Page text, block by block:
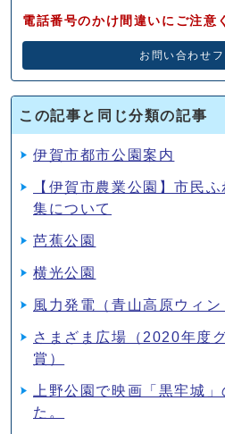
電話番号のかけ間違いにご注意
お問い合わせフ
この記事と同じ分類の記事
伊賀市都市公園案内
【伊賀市農業公園】市民
集について
芭蕉公園
横光公園
風力発電（青山高原ウィン
さまざま広場（2020年度
賞）
上野公園で映画「黒牢城
た。